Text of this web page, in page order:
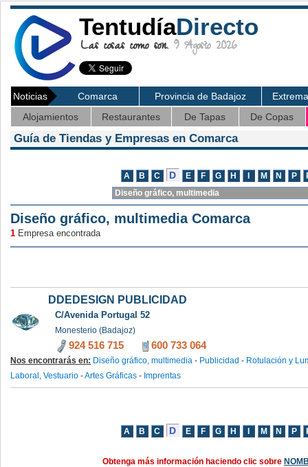
TentudíaDirecto
Las cosas como son. 9 Agosto 2026
Noticias Comarca Provincia de Badajoz
Alojamientos
Restaurantes De Tapas De Copas
Guía de Tiendas y Empresas en Comarca
Diseño gráfico, multimedia Comarca
1 Empresa encontrada
DDEDESIGN PUBLICIDAD
C/Avenida Portugal 52
Monesterio (Badajoz)
924 516 715 600 733 064
Nos encontrarás en: Diseño gráfico, multimedia - Publicidad - Rotulación y
Laboral, Vestuario -Artes Gráficas - Imprentas
Obtenga más información haciendo clic sobre